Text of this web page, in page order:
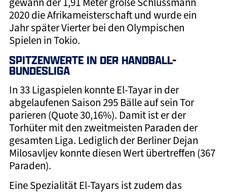
gewann der 1,91 Meter große Schlussmann
2020 die Afrikameisterschaft und wurde ein
Jahr später Vierter bei den Olympischen
Spielen in Tokio.
SPITZENWERTE IN DER HANDBALL-
BUNDESLIGA
In 33 Ligaspielen konnte El-Tayar in der
abgelaufenen Saison 295 Bälle auf sein Tor
parieren (Quote 30,16%). Damit ist er der
Torhüter mit den zweitmeisten Paraden der
gesamten Liga. Lediglich der Berliner Dejan
Milosavljev konnte diesen Wert übertreffen (367
Paraden).
Eine Spezialität El-Tayars ist zudem das